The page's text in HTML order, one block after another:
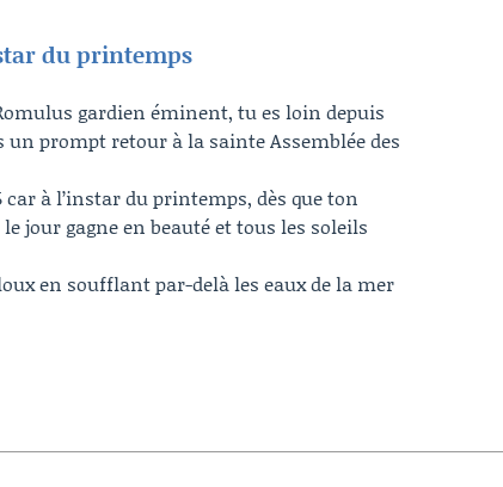
du printemps
gardien éminent, tu es loin depuis
prompt retour à la sainte Assemblée des
à l’instar du printemps, dès que ton
jour gagne en beauté et tous les soleils
en soufflant par-delà les eaux de la mer